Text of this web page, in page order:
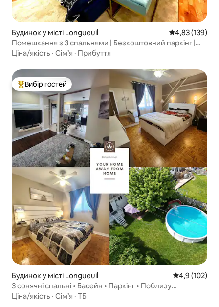
Будинок у місті Longueuil Середня
4,83 (139)
Помешкання з 3 спальнями | Безкоштовний паркінг |
Біля MTL
Ціна/якість · Сім’я · Прибуття
Топ вибір гостей
Вибір гостей
Будинок у місті Longueuil Середня
4,9 (102)
3 сонячні спальні • Басейн • Паркінг • Поблизу
Монреаля
Ціна/якість · Сім’я · ТБ